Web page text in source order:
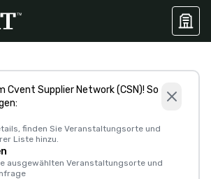
Cvent Supplier Network (CSN)! So
finden Sie Veranstaltungsorte und
Liste hinzu.
ausgewählten Veranstaltungsorte und